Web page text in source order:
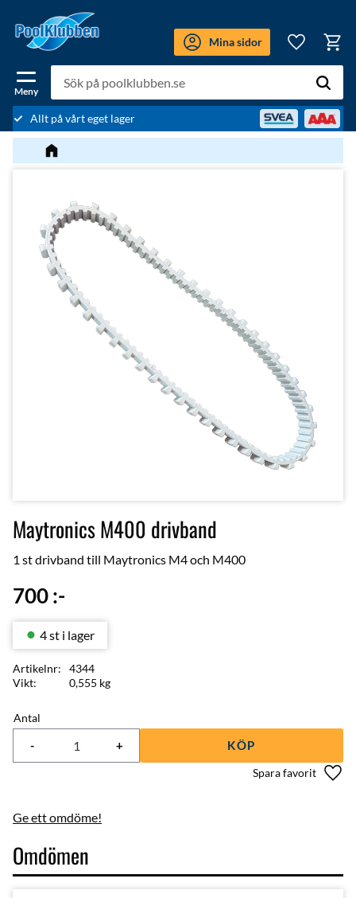
Meny
Mina sidor
Favoriter
Allt på vårt eget lager
Maytronics M400 drivband
1 st drivband till Maytronics M4 och M400
700:-
Antal
+
- KÖP
4 st i lager
Artikelnr
4344
Vikt
0,555 kg
Ge ett omdöme!
Omdömen